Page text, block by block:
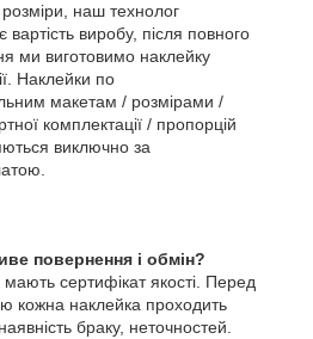
розміри, наш технолог
вартість виробу, після повного
ми виготовимо наклейку
Наклейки по
макетам / розмірами /
комплектації / пропорцій
виключно за
повернення і обмін?
мають сертифікат якості. Перед
кожна наклейка проходить
браку, неточностей.